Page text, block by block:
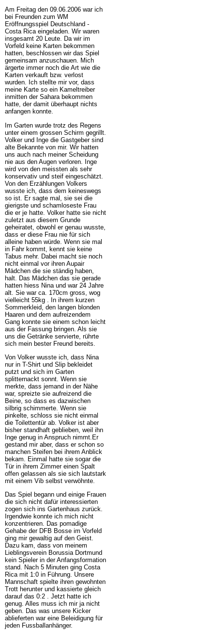
Am Freitag den 09.06.2006 war ich
bei Freunden zum WM
Eröffnungsspiel Deutschland -
Costa Rica eingeladen. Wir waren
insgesamt 20 Leute. Da wir im
Vorfeld keine Karten bekommen
hatten, beschlossen wir das Spiel
gemeinsam anzuschauen. Mich
ärgerte immer noch die Art wie die
Karten verkauft bzw. verlost
wurden. Ich stellte mir vor, dass
meine Karte so ein Kameltreiber
inmitten der Sahara bekommen
hatte, der damit überhaupt nichts
anfangen konnte.
Im Garten wurde trotz des Regens
unter einem grossen Schirm gegrillt.
Volker und Inge die Gastgeber sind
alte Bekannte von mir. Wir hatten
uns auch nach meiner Scheidung
nie aus den Augen verloren. Inge
wird von den meissten als sehr
konservativ und steif eingeschätzt.
Von den Erzählungen Volkers
wusste ich, dass dem keineswegs
so ist. Er sagte mal, sie sei die
gierigste und schamloseste Frau
die er je hatte. Volker hatte sie nicht
zuletzt aus diesem Grunde
geheiratet, obwohl er genau wusste,
dass er diese Frau nie für sich
alleine haben würde. Wenn sie mal
in Fahr kommt, kennt sie keine
Tabus mehr. Dabei macht sie noch
nicht einmal vor ihren Aupair
Mädchen die sie ständig haben,
halt. Das Mädchen das sie gerade
hatten hiess Nina und war 24 Jahre
alt. Sie war ca. 170cm gross, wog
vielleicht 55kg . In ihrem kurzen
Sommerkleid, den langen blonden
Haaren und dem aufreizendem
Gang konnte sie einem schon leicht
aus der Fassung bringen. Als sie
uns die Getränke servierte, rührte
sich mein bester Freund bereits.
Von Volker wusste ich, dass Nina
nur in T-Shirt und Slip bekleidet
putzt und sich im Garten
splitternackt sonnt. Wenn sie
merkte, dass jemand in der Nähe
war, spreizte sie aufreizend die
Beine, so dass es dazwischen
silbrig schimmerte. Wenn sie
pinkelte, schloss sie nicht einmal
die Toilettentür ab. Volker ist aber
bisher standhaft geblieben, weil ihn
Inge genug in Anspruch nimmt.Er
gestand mir aber, dass er schon so
manchen Steifen bei ihrem Anblick
bekam. Einmal hatte sie sogar die
Tür in ihrem Zimmer einen Spalt
offen gelassen als sie sich lautstark
mit einem Vib selbst verwöhnte.
Das Spiel begann und einige Frauen
die sich nicht dafür interessierten
zogen sich ins Gartenhaus zurück.
Irgendwie konnte ich mich nicht
konzentrieren. Das pomadige
Gehabe der DFB Bosse im Vorfeld
ging mir gewaltig auf den Geist.
Dazu kam, dass von meinem
Lieblingsverein Borussia Dortmund
kein Spieler in der Anfangsformation
stand. Nach 5 Minuten ging Costa
Rica mit 1:0 in Führung. Unsere
Mannschaft spielte ihren gewohnten
Trott herunter und kassierte gleich
darauf das 0:2 . Jetzt hatte ich
genug. Alles muss ich mir ja nicht
geben. Das was unsere Kicker
ablieferten war eine Beleidigung für
jeden Fussballanhänger.